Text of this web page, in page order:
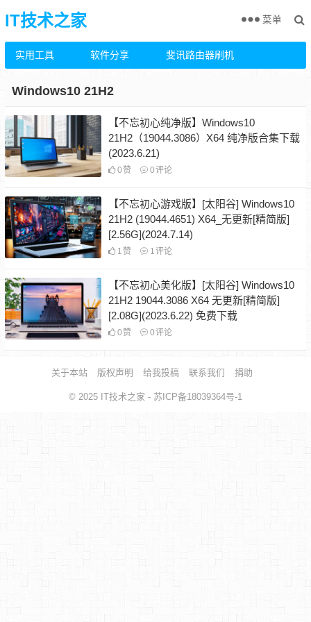
IT技术之家
实用工具 软件分享 斐讯路由器刷机
菜单
Windows10 21H2
【不忘初心纯净版】Windows10
21H2（19044.3086）X64 纯净版合集下载
(2023.6.21)
0 赞 0评论
【不忘初心游戏版】[太阳谷] Windows10
21H2 (19044.4651) X64_无更新[精简版]
[2.56G](2024.7.14)
1 赞 1评论
【不忘初心美化版】[太阳谷] Windows10
21H2 19044.3086 X64 无更新[精简版]
[2.08G](2023.6.22) 免费下载
0 赞 0评论
关于本站 版权声明 给我投稿 联系我们 捐助
© 2025 IT技术之家 - 苏ICP备18039364号-1